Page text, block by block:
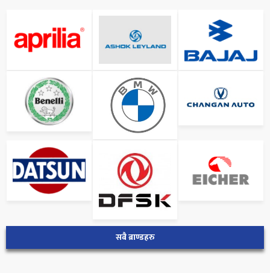
सबै ब्राण्डहरु